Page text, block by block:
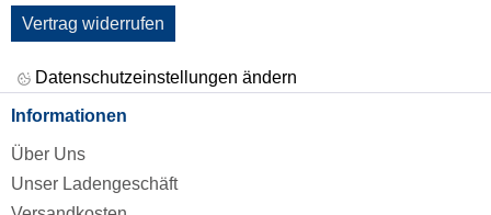
Vertrag widerrufen
Datenschutzeinstellungen ändern
Informationen
Über Uns
Unser Ladengeschäft